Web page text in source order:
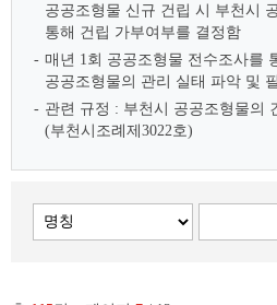
공공조형물 신규 건립 시 부천시
통해 건립 가부여부를 결정함
매년 1회 공공조형물 전수조사를
공공조형물의 관리 실태 파악 및
관련 규정 : 부천시 공공조형물의
(부천시조례제3022호)